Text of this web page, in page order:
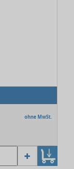
ohne MwSt.